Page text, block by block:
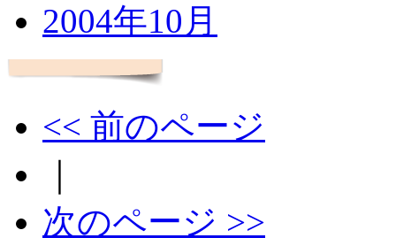
2004年10月
<< 前のページ
次のページ >>